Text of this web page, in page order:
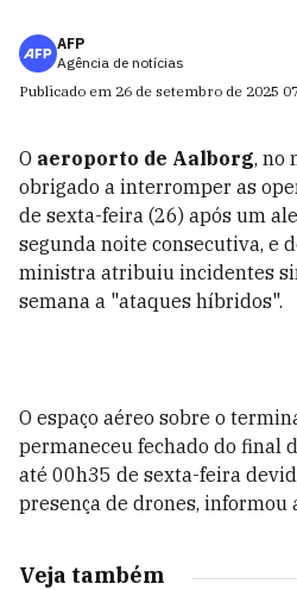
AFP
Agência de notícias
Publicado em 26 de setembro de 2025
O aeroporto de Aalborg, no
obrigado a interromper as
de sexta-feira (26) após um
segunda noite consecutiva, e
ministra atribuiu incidentes
semana a "ataques híbridos".
O espaço aéreo sobre o
permaneceu fechado do final
até 00h35 de sexta-feira
presença de drones, informou
Veja também